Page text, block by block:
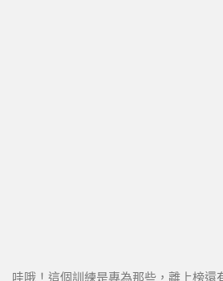
哇哦！這個訓練是專為那些，離上榜還